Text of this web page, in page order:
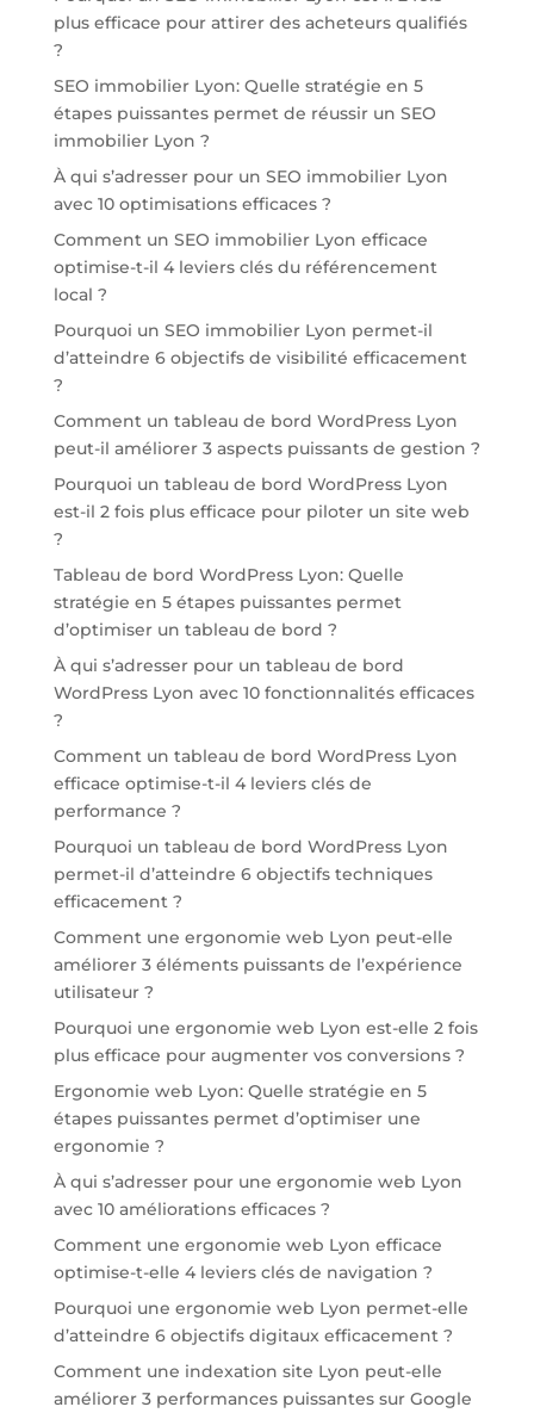
plus efficace pour attirer des acheteurs qualifiés
?
SEO immobilier Lyon: Quelle stratégie en 5
étapes puissantes permet de réussir un SEO
immobilier Lyon ?
À qui s’adresser pour un SEO immobilier Lyon
avec 10 optimisations efficaces ?
Comment un SEO immobilier Lyon efficace
optimise-t-il 4 leviers clés du référencement
local ?
Pourquoi un SEO immobilier Lyon permet-il
d’atteindre 6 objectifs de visibilité efficacement
?
Comment un tableau de bord WordPress Lyon
peut-il améliorer 3 aspects puissants de gestion ?
Pourquoi un tableau de bord WordPress Lyon
est-il 2 fois plus efficace pour piloter un site web
?
Tableau de bord WordPress Lyon: Quelle
stratégie en 5 étapes puissantes permet
d’optimiser un tableau de bord ?
À qui s’adresser pour un tableau de bord
WordPress Lyon avec 10 fonctionnalités efficaces
?
Comment un tableau de bord WordPress Lyon
efficace optimise-t-il 4 leviers clés de
performance ?
Pourquoi un tableau de bord WordPress Lyon
permet-il d’atteindre 6 objectifs techniques
efficacement ?
Comment une ergonomie web Lyon peut-elle
améliorer 3 éléments puissants de l’expérience
utilisateur ?
Pourquoi une ergonomie web Lyon est-elle 2 fois
plus efficace pour augmenter vos conversions ?
Ergonomie web Lyon: Quelle stratégie en 5
étapes puissantes permet d’optimiser une
ergonomie ?
À qui s’adresser pour une ergonomie web Lyon
avec 10 améliorations efficaces ?
Comment une ergonomie web Lyon efficace
optimise-t-elle 4 leviers clés de navigation ?
Pourquoi une ergonomie web Lyon permet-elle
d’atteindre 6 objectifs digitaux efficacement ?
Comment une indexation site Lyon peut-elle
améliorer 3 performances puissantes sur Google